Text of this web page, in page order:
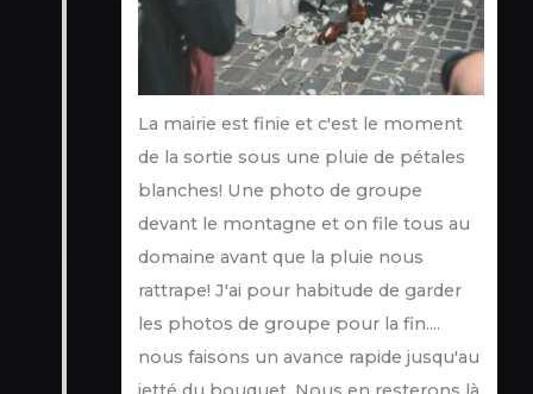
La mairie est finie et c'est le moment
de la sortie sous une pluie de pétales
blanches! Une photo de groupe
devant le montagne et on file tous au
domaine avant que la pluie nous
rattrape! J'ai pour habitude de garder
les photos de groupe pour la fin....
nous faisons un avance rapide jusqu'au